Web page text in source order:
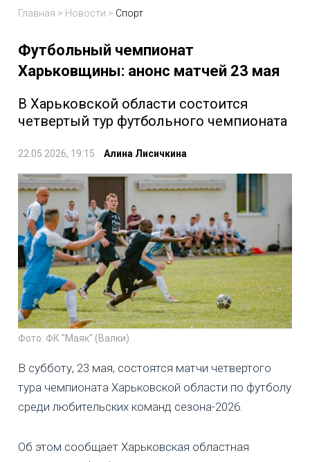
Главная > Новости > Спорт
Футбольный чемпионат
Харьковщины: анонс матчей 23 мая
В Харьковской области состоится
четвертый тур футбольного чемпионата
22.05.2026, 19:15 Алина Лисичкина
Фото: ФК "Маяк" (Валки)
В субботу, 23 мая, состоятся матчи четвертого
тура чемпионата Харьковской области по футболу
среди любительских команд сезона-2026.
Об этом сообщает Харьковская областная